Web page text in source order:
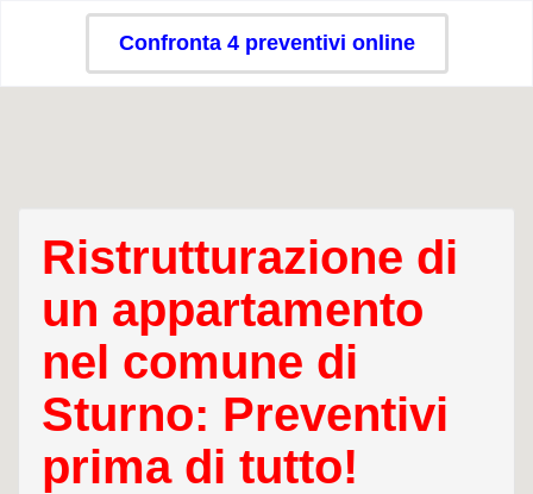
Confronta 4 preventivi online
Ristrutturazione di
un appartamento
nel comune di
Sturno: Preventivi
prima di tutto!